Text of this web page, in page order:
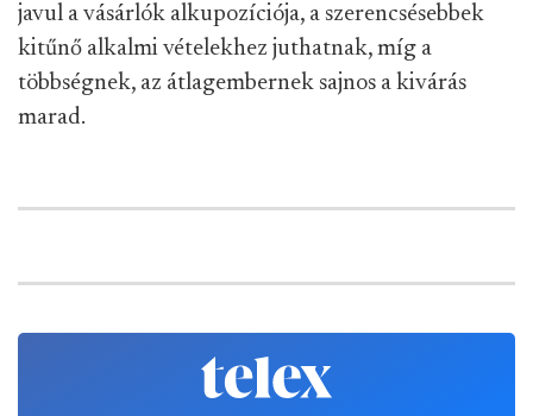
javul a vásárlók alkupozíciója, a szerencsésebbek
kitűnő alkalmi vételekhez juthatnak, míg a
többségnek, az átlagembernek sajnos a kivárás
marad.